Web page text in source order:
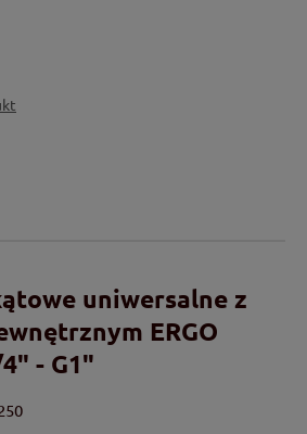
uniwersalne z
ERGO
- G1"